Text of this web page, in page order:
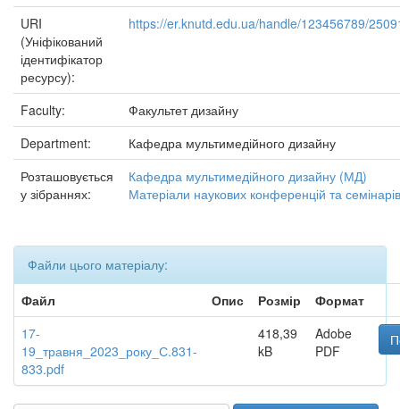
URI
(Уніфікований
ідентифікатор
ресурсу):
https://er.knutd.edu.ua/handle/123456789/
Faculty:
Факультет дизайну
Department:
Кафедра мультимедійного дизайну
Розташовується
у зібраннях:
Кафедра мультимедійного дизайну (МД)
Матеріали наукових конференцій та семінарів
Файли цього матеріалу:
Файл
Опис Розмір
Формат
17-
19_травня_2023_року_С.831-
833.pdf
418,39
kB
Adobe
PDF